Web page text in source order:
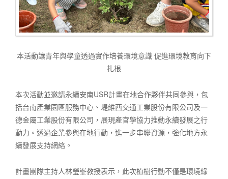
本活動讓青年與學童透過實作培養環境意識 促進環境教育向下
扎根
本次活動並邀請永續安南USR計畫在地合作夥伴共同參與，包
括台南產業園區服務中心、堤維西交通工業股份有限公司及一
德金屬工業股份有限公司，展現產官學協力推動永續發展之行
動力。透過企業參與在地行動，進一步串聯資源，強化地方永
續發展支持網絡。
計畫團隊主持人林瑩峯教授表示，此次植樹行動不僅是環境綠